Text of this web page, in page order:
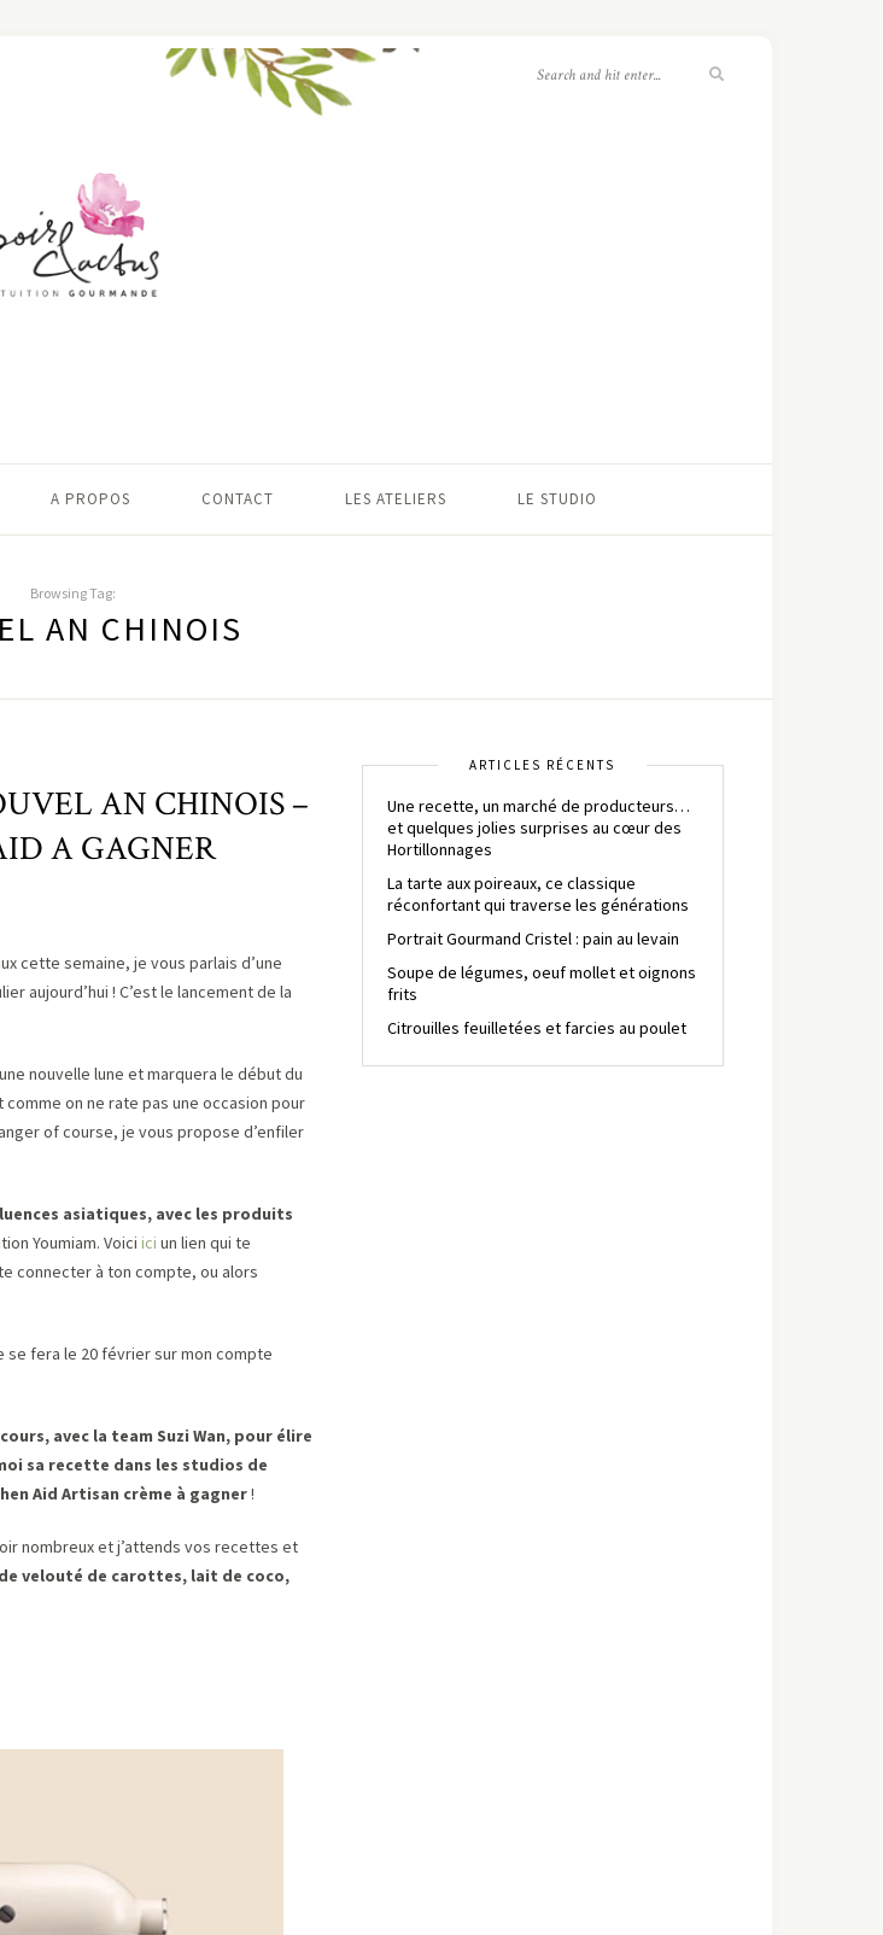
A PROPOS CONTACT LES ATELIERS LE STUDIO
Browsing Tag:
AN CHINOIS
AN CHINOIS –
A GAGNER
cette semaine, je vous parlais d’une
aujourd’hui ! C’est le lancement de la
nouvelle lune et marquera le début du
comme on ne rate pas une occasion pour
of course, je vous propose d’enfiler
asiatiques, avec les produits
Youmiam. Voici ici un lien qui te
connecter à ton compte, ou alors
se fera le 20 février sur mon compte
avec la team Suzi Wan, pour élire
sa recette dans les studios de
Aid Artisan crème à gagner!
nombreux et j’attends vos recettes et
velouté de carottes, lait de coco,
ARTICLES RÉCENTS
Une recette, un marché de producteurs…
et quelques jolies surprises au cœur des
Hortillonnages
La tarte aux poireaux, ce classique
réconfortant qui traverse les générations
Portrait Gourmand Cristel : pain au levain
Soupe de légumes, oeuf mollet et oignons
frits
Citrouilles feuilletées et farcies au poulet